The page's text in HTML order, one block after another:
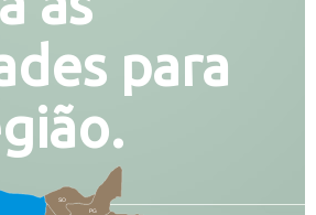
para
PG
SO